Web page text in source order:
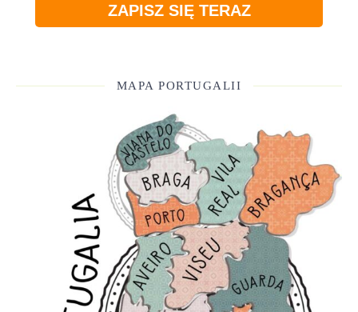
ZAPISZ SIĘ TERAZ
MAPA PORTUGALII